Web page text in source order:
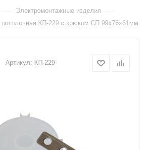
— Электромонтажные изделия —
потолочная КП-229 с крюком СП 99х76х61мм
Артикул: КП-229